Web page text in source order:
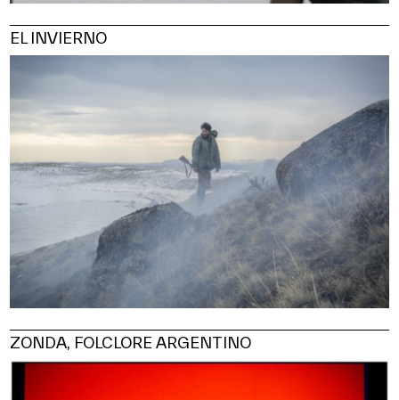
EL INVIERNO
ZONDA, FOLCLORE ARGENTINO